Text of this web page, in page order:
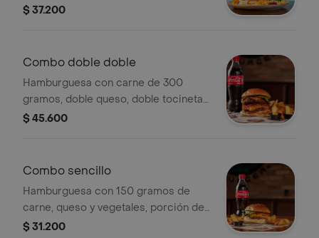
vegetales, porción de papa y bebida.
$ 37.200
Combo doble doble
Hamburguesa con carne de 300
gramos, doble queso, doble tocineta y
vegetales + porción de papas +
$ 45.600
Combo sencillo
Hamburguesa con 150 gramos de
carne, queso y vegetales, porción de
papas y bebida.
$ 31.200